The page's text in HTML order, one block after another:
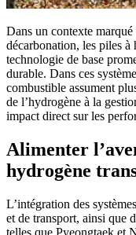
Dans un contexte
décarbonation, les piles
technologie de base
durable. Dans ces
combustible assument
de l’hydrogène à la
impact direct sur les
Alimenter
hydrogène
L’intégration des
et de transport, ainsi que
telles que Pyeongtaek et